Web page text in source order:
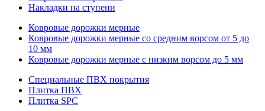
Накладки на ступени
Ковровые дорожки мерные
Ковровые дорожки мерные со средним ворсом от 5 до
10 мм
Ковровые дорожки мерные с низким ворсом до 5 мм
Специальные ПВХ покрытия
Плитка ПВХ
Плитка SPC